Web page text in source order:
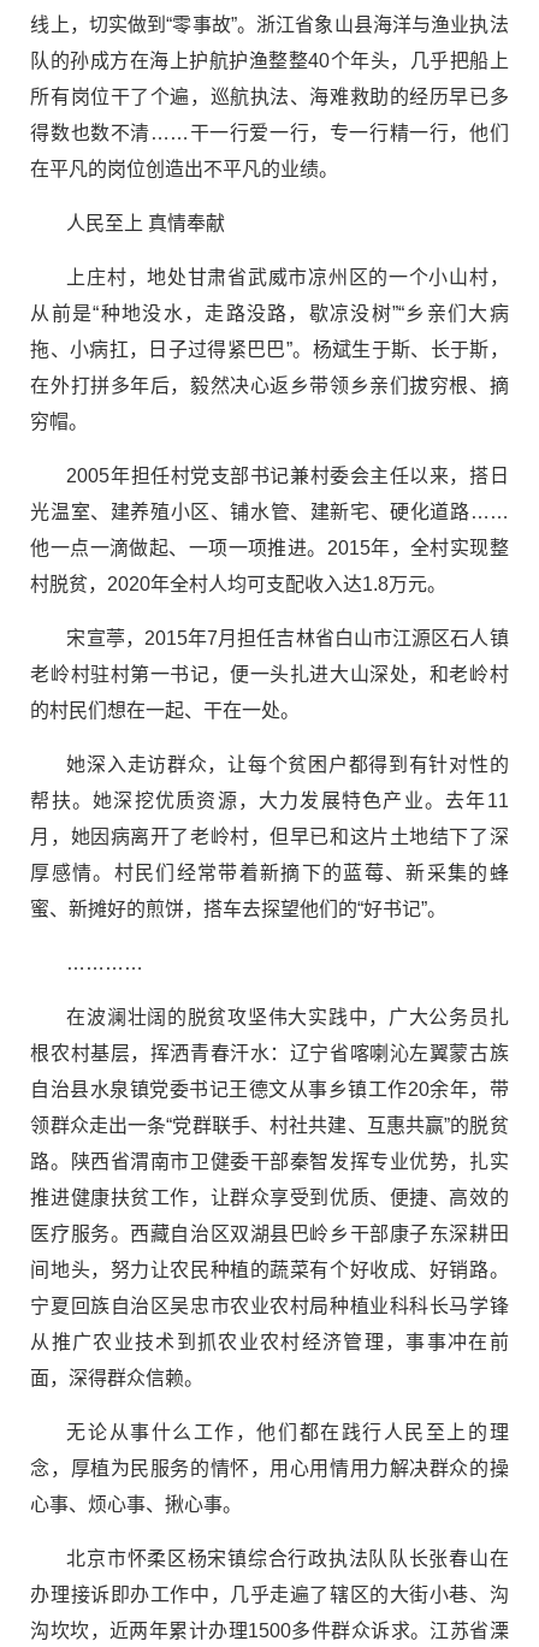
线上，切实做到“零事故”。浙江省象山县海洋与渔业执法
队的孙成方在海上护航护渔整整40个年头，几乎把船上
所有岗位干了个遍，巡航执法、海难救助的经历早已多
得数也数不清……干一行爱一行，专一行精一行，他们
在平凡的岗位创造出不平凡的业绩。
人民至上 真情奉献
上庄村，地处甘肃省武威市凉州区的一个小山村，
从前是“种地没水，走路没路，歇凉没树”“乡亲们大病
拖、小病扛，日子过得紧巴巴”。杨斌生于斯、长于斯，
在外打拼多年后，毅然决心返乡带领乡亲们拔穷根、摘
穷帽。
2005年担任村党支部书记兼村委会主任以来，搭日
光温室、建养殖小区、铺水管、建新宅、硬化道路……
他一点一滴做起、一项一项推进。2015年，全村实现整
村脱贫，2020年全村人均可支配收入达1.8万元。
宋宣葶，2015年7月担任吉林省白山市江源区石人镇
老岭村驻村第一书记，便一头扎进大山深处，和老岭村
的村民们想在一起、干在一处。
她深入走访群众，让每个贫困户都得到有针对性的
帮扶。她深挖优质资源，大力发展特色产业。去年11
月，她因病离开了老岭村，但早已和这片土地结下了深
厚感情。村民们经常带着新摘下的蓝莓、新采集的蜂
蜜、新摊好的煎饼，搭车去探望他们的“好书记”。
…………
在波澜壮阔的脱贫攻坚伟大实践中，广大公务员扎
根农村基层，挥洒青春汗水：辽宁省喀喇沁左翼蒙古族
自治县水泉镇党委书记王德文从事乡镇工作20余年，带
领群众走出一条“党群联手、村社共建、互惠共赢”的脱贫
路。陕西省渭南市卫健委干部秦智发挥专业优势，扎实
推进健康扶贫工作，让群众享受到优质、便捷、高效的
医疗服务。西藏自治区双湖县巴岭乡干部康子东深耕田
间地头，努力让农民种植的蔬菜有个好收成、好销路。
宁夏回族自治区吴忠市农业农村局种植业科科长马学锋
从推广农业技术到抓农业农村经济管理，事事冲在前
面，深得群众信赖。
无论从事什么工作，他们都在践行人民至上的理
念，厚植为民服务的情怀，用心用情用力解决群众的操
心事、烦心事、揪心事。
北京市怀柔区杨宋镇综合行政执法队队长张春山在
办理接诉即办工作中，几乎走遍了辖区的大街小巷、沟
沟坎坎，近两年累计办理1500多件群众诉求。江苏省溧